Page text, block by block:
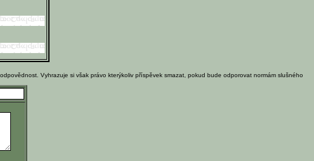
Vyhrazuje si však právo kterýkoliv příspěvek smazat, pokud bude odporovat normám slušného